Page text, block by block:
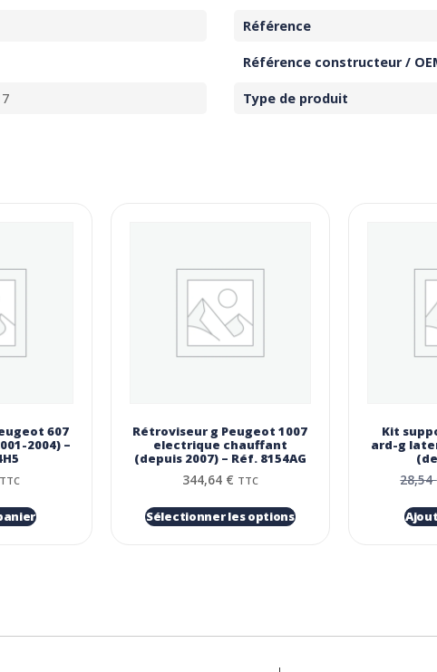
Référence
Référence constructeur /
Type de produit
607
2004) –
TTC
Rétroviseur g Peugeot 1007
electrique chauffant
(depuis 2007) – Réf. 8154AG
344,64 € TTC
Sélectionner les options
Kit
ard-g
28,54